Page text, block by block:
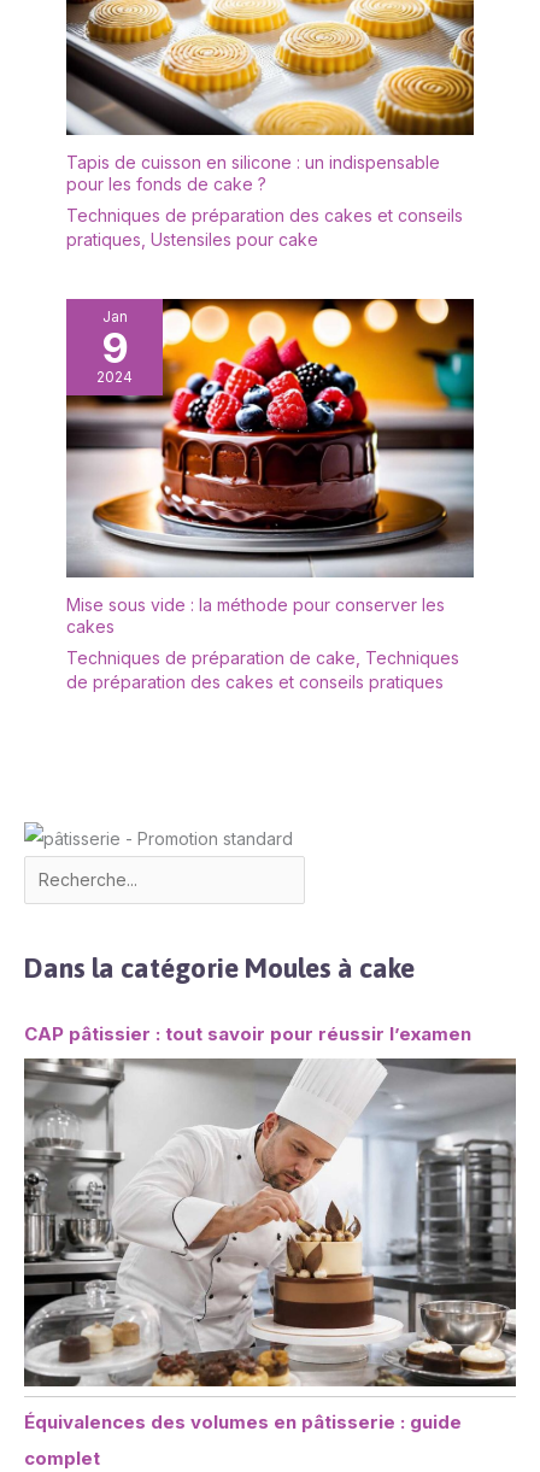
Tapis de cuisson en silicone : un indispensable
pour les fonds de cake ?
Techniques de préparation des cakes et conseils
pratiques Ustensiles pour cake
Jan
9
2024
Mise sous vide : la méthode pour conserver les
cakes
Techniques de préparation de cake Techniques
de préparation des cakes et conseils pratiques
Dans la catégorie Moules à cake
CAP pâtissier : tout savoir pour réussir l’examen
Équivalences des volumes en pâtisserie : guide
complet